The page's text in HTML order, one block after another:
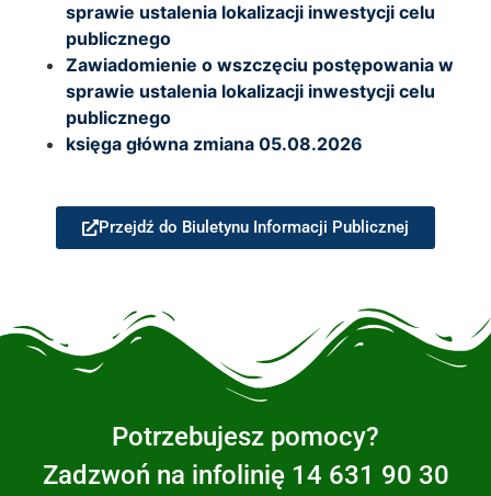
sprawie ustalenia lokalizacji inwestycji celu
publicznego
Zawiadomienie o wszczęciu postępowania w
sprawie ustalenia lokalizacji inwestycji celu
publicznego
księga główna zmiana 05.08.2026
Przejdź do Biuletynu Informacji Publicznej
Potrzebujesz pomocy?
Zadzwoń na infolinię 14 631 90 30